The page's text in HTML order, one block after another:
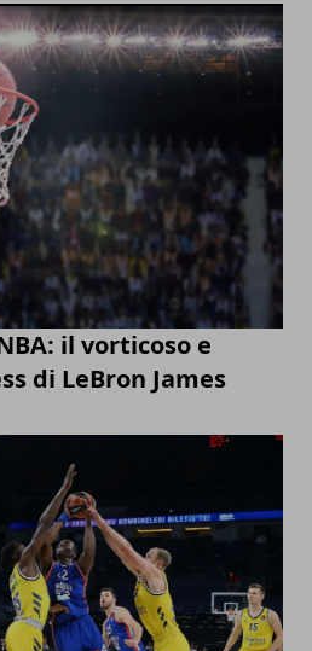
il vorticoso e
di LeBron James